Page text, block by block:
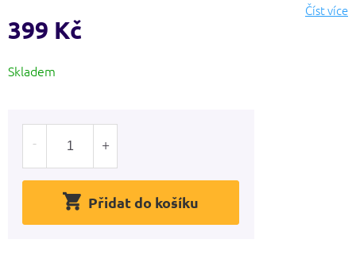
5
hvězdiček.
Číst více
399 Kč
cena:
Skladem
Přidat do košíku